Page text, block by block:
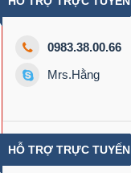
0983.38.00.66
Mrs.Hằng
HỖ TRỢ TRỰC TUYẾN